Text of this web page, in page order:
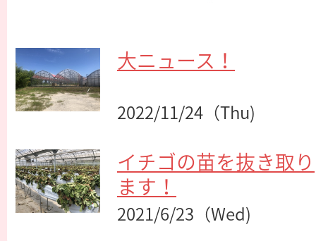
大ニュース！
2022/11/24（Thu)
イチゴの苗を抜き取り
ます！
2021/6/23（Wed)